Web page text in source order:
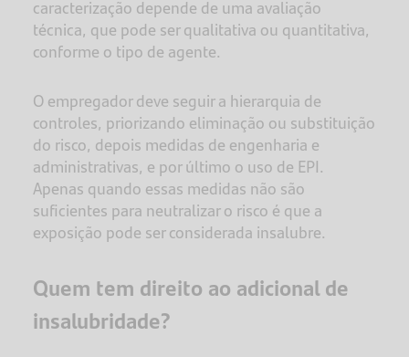
caracterização depende de uma avaliação
técnica, que pode ser qualitativa ou quantitativa,
conforme o tipo de agente.
O empregador deve seguir a hierarquia de
controles, priorizando eliminação ou substituição
do risco, depois medidas de engenharia e
administrativas, e por último o uso de EPI.
Apenas quando essas medidas não são
suficientes para neutralizar o risco é que a
exposição pode ser considerada insalubre.
Quem tem direito ao adicional de
insalubridade?